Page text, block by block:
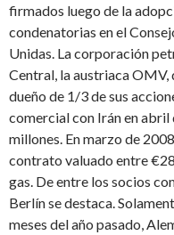
firmados luego de la
condenatorias en el
Unidas. La corporación
Central, la austriaca OMV,
dueño de 1/3 de sus
comercial con Irán en
millones. En marzo de
contrato valuado entre
gas. De entre los socios
Berlín se destaca.
meses del año pasado,